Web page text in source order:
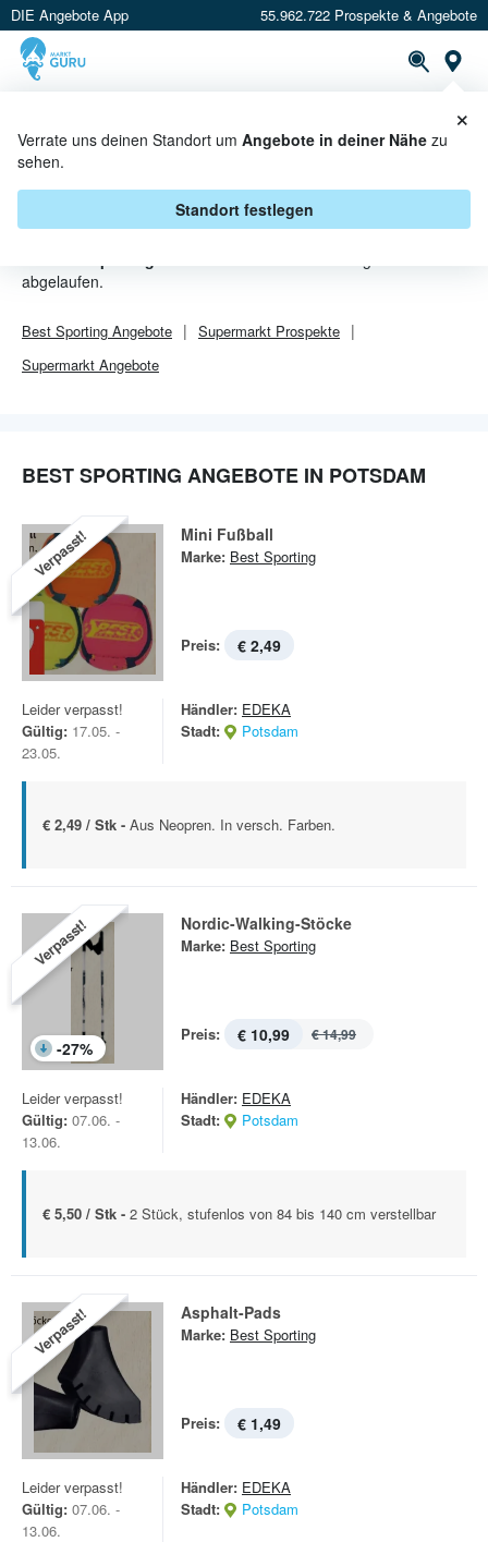
DIE Angebote App 55.962.722 Prospekte & Angebote
Verrate uns deinen Standort um Angebote in deiner Nähe zu
sehen.
Standort festlegen
×
BEST SPORTING ANGEBOTE IN
abgelaufen.
Best Sporting Angebote Supermarkt Prospekte
Supermarkt Angebote
BEST SPORTING ANGEBOTE IN POTSDAM
Verpasst! Mini Fußball
Marke: Best Sporting
Preis: € 2,49
Leider verpasst!
Gültig: 17.05. -
23.05.
Händler: EDEKA
Stadt:
Potsdam
€ 2,49 / Stk - Aus Neopren. In versch. Farben.
Verpasst!
-27%
Nordic-Walking-Stöcke
Marke: Best Sporting
Preis: € 10,99 € 14,99
Leider verpasst!
Gültig: 07.06. -
13.06.
Händler: EDEKA
Stadt:
Potsdam
€ 5,50 / Stk - 2 Stück, stufenlos von 84 bis 140 cm verstellbar
Verpasst! Asphalt-Pads
Marke: Best Sporting
Preis: € 1,49
Leider verpasst!
Gültig: 07.06. -
13.06.
Händler: EDEKA
Stadt:
Potsdam